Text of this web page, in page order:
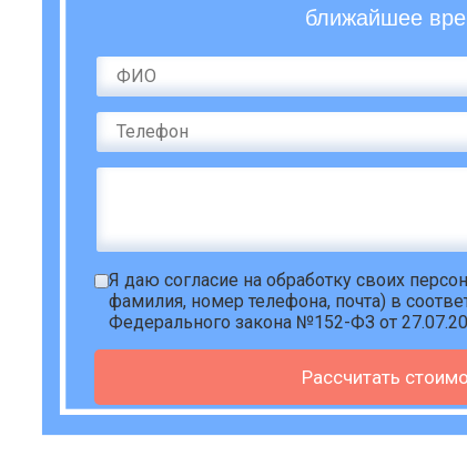
ближайшее
Я даю согласие на обработку своих
фамилия, номер телефона, почта) в
Федерального закона №152-ФЗ от
Рассчитать